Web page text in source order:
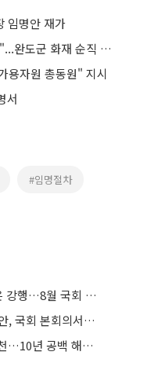
임명안 재가
이재명 대통령 "용기와 헌신에 경의"...완도군 화재 순직 소방관 '애도'
용자원 총동원" 지시
서
#임명절차
'선관위 특검' 합의했지만 '형소법'은 강행…8월 국회 '입법 2차전' 예고
서 민주당 주도 통과
민주, 특별감찰관 후보에 최길수 추천…10년 공백 해소 속도